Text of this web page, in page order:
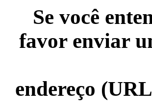
Se você
favor enviar
endereço